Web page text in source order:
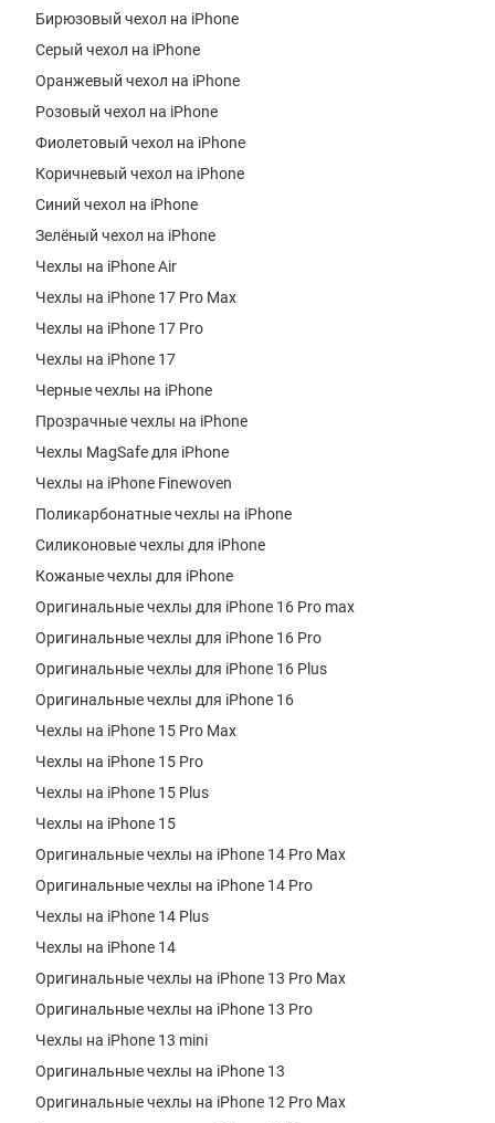
Бирюзовый чехол на iPhone
Серый чехол на iPhone
Оранжевый чехол на iPhone
Розовый чехол на iPhone
Фиолетовый чехол на iPhone
Коричневый чехол на iPhone
Синий чехол на iPhone
Зелёный чехол на iPhone
Чехлы на iPhone Air
Чехлы на iPhone 17 Pro Max
Чехлы на iPhone 17 Pro
Чехлы на iPhone 17
Черные чехлы на iPhone
Прозрачные чехлы на iPhone
Чехлы MagSafe для iPhone
Чехлы на iPhone Finewoven
Поликарбонатные чехлы на iPhone
Силиконовые чехлы для iPhone
Кожаные чехлы для iPhone
Оригинальные чехлы для iPhone 16 Pro max
Оригинальные чехлы для iPhone 16 Pro
Оригинальные чехлы для iPhone 16 Plus
Оригинальные чехлы для iPhone 16
Чехлы на iPhone 15 Pro Max
Чехлы на iPhone 15 Pro
Чехлы на iPhone 15 Plus
Чехлы на iPhone 15
Оригинальные чехлы на iPhone 14 Pro Max
Оригинальные чехлы на iPhone 14 Pro
Чехлы на iPhone 14 Plus
Чехлы на iPhone 14
Оригинальные чехлы на iPhone 13 Pro Max
Оригинальные чехлы на iPhone 13 Pro
Чехлы на iPhone 13 mini
Оригинальные чехлы на iPhone 13
Оригинальные чехлы на iPhone 12 Pro Max